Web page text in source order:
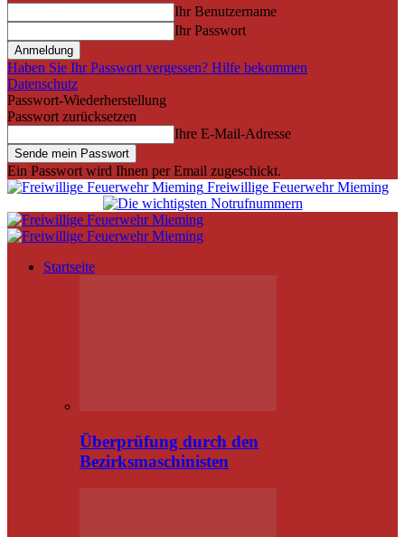
Ihr Benutzername
Ihr Passwort
Haben Sie Ihr Passwort vergessen? Hilfe bekommen
Datenschutz
Passwort-Wiederherstellung
Passwort zurücksetzen
Ihre E-Mail-Adresse
Ein Passwort wird Ihnen per Email zugeschickt.
Freiwillige Feuerwehr Mieming
Startseite
Überprüfung durch den
Bezirksmaschinisten